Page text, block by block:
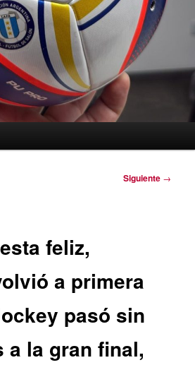
Siguiente →
feliz,
a primera
pasó sin
a la gran final,